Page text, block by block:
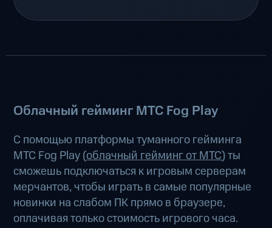
Облачный гейминг МТС Fog Play
С помощью платформы туманного гейминга
МТС Fog Play (облачный гейминг от МТС) ты
сможешь подключаться к игровым серверам
мерчантов, чтобы играть в самые популярные
новинки на слабом ПК прямо в браузере,
оплачивая только стоимость игрового часа.